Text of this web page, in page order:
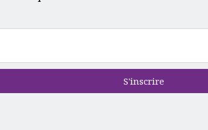
S'inscrire